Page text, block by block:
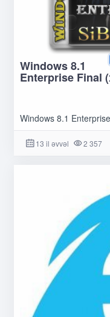
Windows 8.1
Enterprise Final
Windows 8.1
13 il əvvəl 2 357